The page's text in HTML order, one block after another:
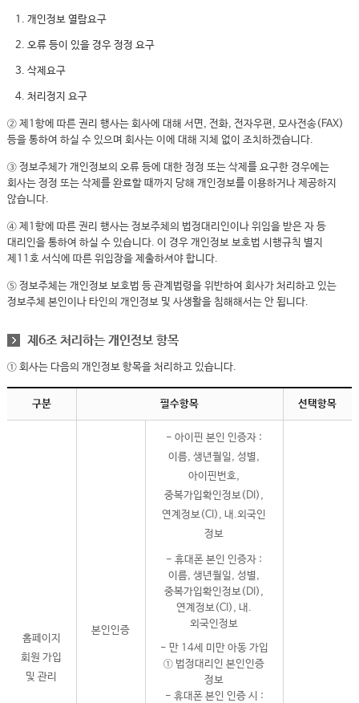
1. 개인정보 열람요구
2. 오류 등이 있을 경우 정정 요구
3. 삭제요구
4. 처리정지 요구
② 제1항에 따른 권리 행사는 회사에 대해 서면, 전화, 전자우편, 모사전송(FAX)
등을 통하여 하실 수 있으며 회사는 이에 대해 지체 없이 조치하겠습니다.
③ 정보주체가 개인정보의 오류 등에 대한 정정 또는 삭제를 요구한 경우에는
회사는 정정 또는 삭제를 완료할 때까지 당해 개인정보를 이용하거나 제공하지
않습니다.
④ 제1항에 따른 권리 행사는 정보주체의 법정대리인이나 위임을 받은 자 등
대리인을 통하여 하실 수 있습니다. 이 경우 개인정보 보호법 시행규칙 별지
제11호 서식에 따른 위임장을 제출하셔야 합니다.
⑤ 정보주체는 개인정보 보호법 등 관계법령을 위반하여 회사가 처리하고 있는
정보주체 본인이나 타인의 개인정보 및 사생활을 침해해서는 안 됩니다.
제6조 처리하는 개인정보 항목
① 회사는 다음의 개인정보 항목을 처리하고 있습니다.
구분 필수항목 선택항목
홈페이지
회원 가입
및 관리
본인인증
- 아이핀 본인 인증자 :
이름, 생년월일, 성별,
아이핀번호,
중복가입확인정보(DI),
연계정보(CI), 내.외국인
정보
- 휴대폰 본인 인증자 :
이름, 생년월일, 성별,
중복가입확인정보(DI),
연계정보(CI), 내.
외국인정보
- 만 14세 미만 아동 가입
① 법정대리인 본인인증
정보
- 휴대폰 본인 인증 시 :